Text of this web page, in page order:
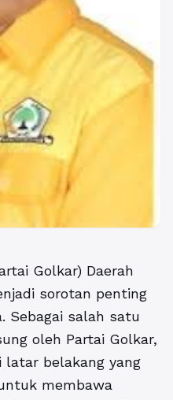
Golkar) Daerah
sorotan penting
Sebagai salah satu
oleh Partai Golkar,
belakang yang
membawa